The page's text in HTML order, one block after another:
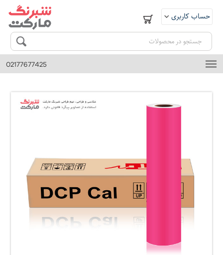
حساب کاربری
ورود
ثبت نام
02177677425